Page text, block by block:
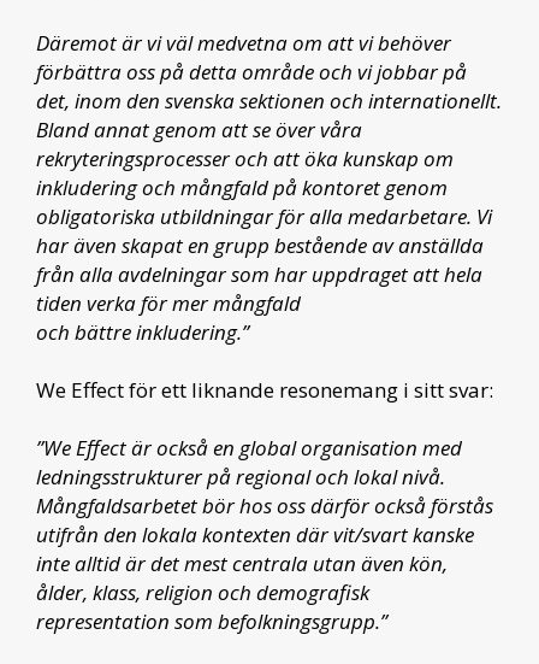
Däremot är vi väl medvetna om att vi behöver
förbättra oss på detta område och vi jobbar på
det, inom den svenska sektionen och internationellt.
Bland annat genom att se över våra
rekryteringsprocesser och att öka kunskap om
inkludering och mångfald på kontoret genom
obligatoriska utbildningar för alla medarbetare. Vi
har även skapat en grupp bestående av anställda
från alla avdelningar som har uppdraget att hela
tiden verka för mer mångfald
och bättre inkludering.”
We Effect för ett liknande resonemang i sitt svar:
”We Effect är också en global organisation med
ledningsstrukturer på regional och lokal nivå.
Mångfaldsarbetet bör hos oss därför också förstås
utifrån den lokala kontexten där vit/svart kanske
inte alltid är det mest centrala utan även kön,
ålder, klass, religion och demografisk
representation som befolkningsgrupp.”